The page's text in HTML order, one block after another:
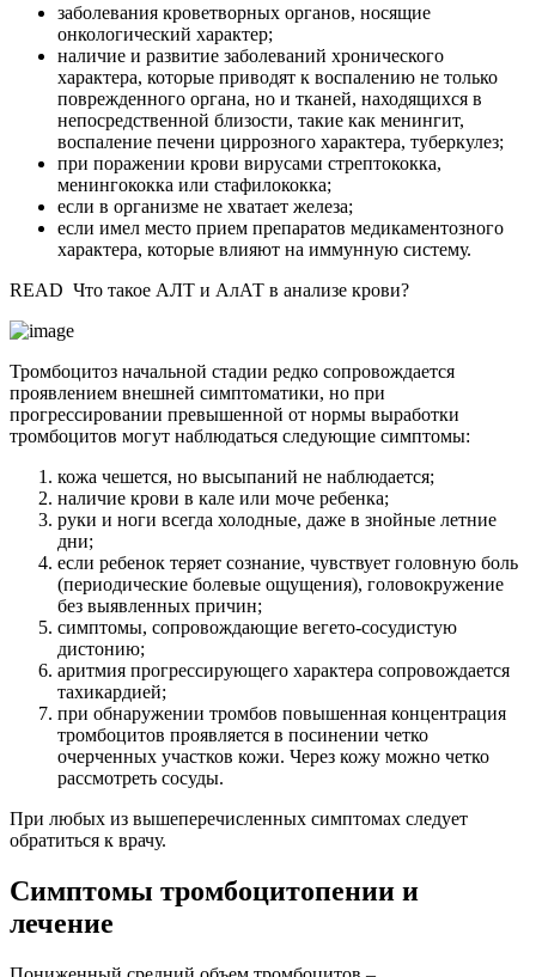
заболевания кроветворных органов, носящие
онкологический характер;
наличие и развитие заболеваний хронического
характера, которые приводят к воспалению не только
поврежденного органа, но и тканей, находящихся в
непосредственной близости, такие как менингит,
воспаление печени циррозного характера, туберкулез;
при поражении крови вирусами стрептококка,
менингококка или стафилококка;
если в организме не хватает железа;
если имел место прием препаратов медикаментозного
характера, которые влияют на иммунную систему.
READ Что такое АЛТ и АлАТ в анализе крови?
Тромбоцитоз начальной стадии редко сопровождается
проявлением внешней симптоматики, но при
прогрессировании превышенной от нормы выработки
тромбоцитов могут наблюдаться следующие симптомы:
кожа чешется, но высыпаний не наблюдается;
наличие крови в кале или моче ребенка;
руки и ноги всегда холодные, даже в знойные летние
дни;
если ребенок теряет сознание, чувствует головную боль
(периодические болевые ощущения), головокружение
без выявленных причин;
симптомы, сопровождающие вегето-сосудистую
дистонию;
аритмия прогрессирующего характера сопровождается
тахикардией;
при обнаружении тромбов повышенная концентрация
тромбоцитов проявляется в посинении четко
очерченных участков кожи. Через кожу можно четко
рассмотреть сосуды.
При любых из вышеперечисленных симптомах следует
обратиться к врачу.
Симптомы тромбоцитопении и
лечение